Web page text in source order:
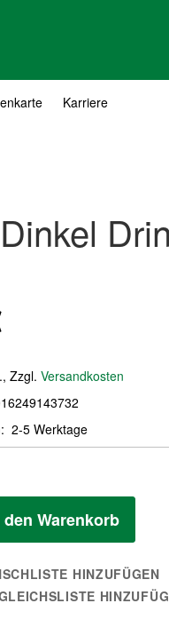
Karriere
, Zzgl. Versandkosten
2-5 Werktage
den Warenkorb
HINZUFÜGEN